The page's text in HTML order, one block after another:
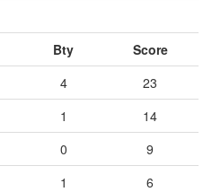
Bty
Score
4
23
1
14
0
9
1
6